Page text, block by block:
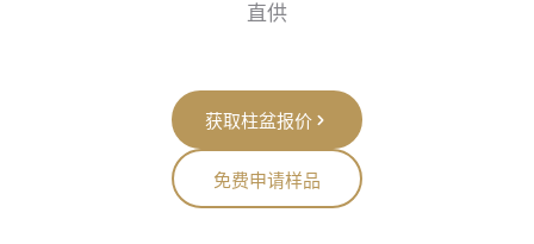
直供
获取柱盆报价
免费申请样品